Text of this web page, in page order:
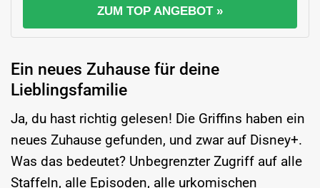
ZUM TOP ANGEBOT »
Ein neues Zuhause für deine
Lieblingsfamilie
Ja, du hast richtig gelesen! Die Griffins haben ein
neues Zuhause gefunden, und zwar auf Disney+.
Was das bedeutet? Unbegrenzter Zugriff auf alle
Staffeln, alle Episoden, alle urkomischen